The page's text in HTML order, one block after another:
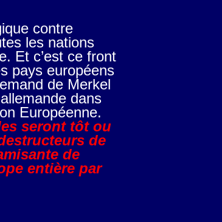
contre
les nations
Et c’est ce front
pays européens
de Merkel
dans
Européenne.
seront tôt ou
de
de
entière par